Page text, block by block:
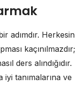
adımdır. Herkesin
kaçınılmazdır;
ders alındığıdır.
tanımalarına ve